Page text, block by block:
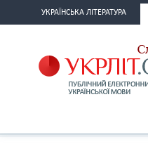
УКРАЇНСЬКА ЛІТЕРАТУРА